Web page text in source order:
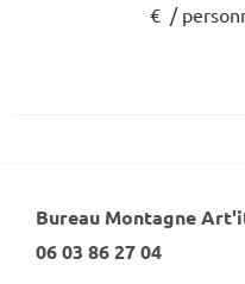
€ /
Bureau Montagne
06 03 86 27 04